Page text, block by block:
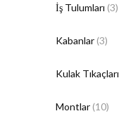
İş Tulumları (3)
Kabanlar (3)
Kulak Tıkaçları
Montlar (10)